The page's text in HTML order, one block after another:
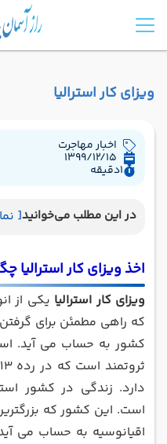
ویزای کار استرالیا
اخبار مهاجرت
1399/12/15
1دقیقه
در این مطلب می‌خوانید[
اخذ ویزای کار استرالیا
ویزای کار استرالیا یکی از
که راهی مطمئن برای
کشور به حساب می آید.
دارد. زندگی در کشور
است. این کشور که
اقیانوسیه به حساب می